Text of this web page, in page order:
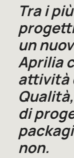
Tra i
un
Aprilia
attività
di
non.